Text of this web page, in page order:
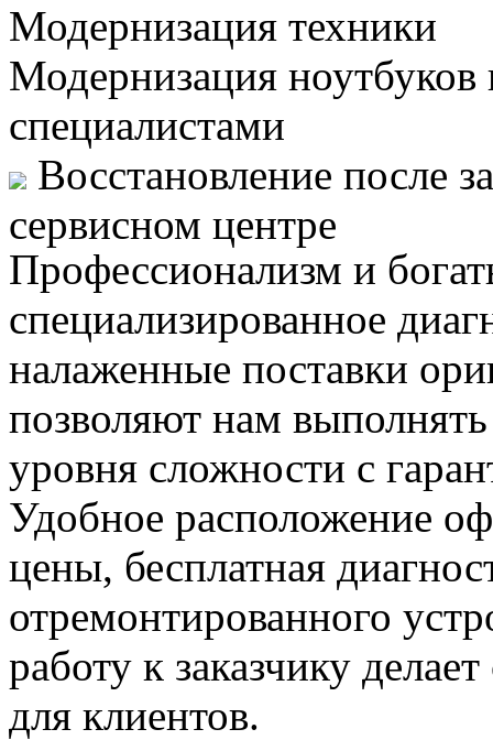
Модернизация техники
Модернизация
специалистами
Восстановление после
сервисном центре
Профессионализм и
специализированное
налаженные поставки
позволяют нам
уровня сложности с
Удобное расположение
цены, бесплатная
отремонтированного
работу к заказчику
для клиентов.